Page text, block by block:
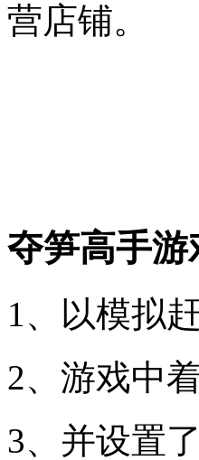
营店铺。
夺笋高手游
1、以模拟
2、游戏中
3、并设置